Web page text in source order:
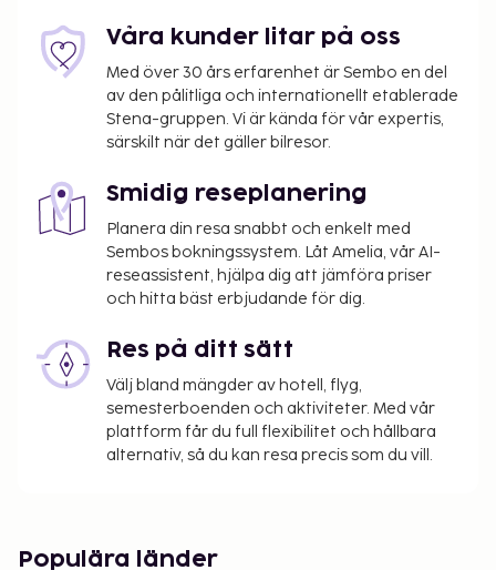
massage. Här har du bland annat tillgång till bastu,
fitnesscenter och hyrcyklar. Boendet har även
gratis wi-fi, en tv i allmänt utrymme och hjälp med
bokning av biljetter och guidade turer. Du kan äta
middag på hotellets restaurang Tillys, som
ta det lugnt på rummet med rumsservice (under
begränsade tider). Avsluta dagen med en drink på
boendets bar. Här erbjuds en gratis frukostbuffé på
vardagar mellan 06.30 och 10.30. Hotelstars Union
tilldelar officiella stjärnklassificeringar för boenden
stjärnor.
Sen utcheckning är möjlig mot en avgift (endast
i mån av tillgång)
Avgift för extrasäng: EUR 20.0 per dag
Det är möjligt att listan ovan inte är fullständig,
Förhandsbokningar krävs för massage och
Våra kunder litar på oss
Med över 30 års erfarenhet är Sembo en del
av den pålitliga och internationellt etablerade
Stena-gruppen. Vi är kända för vår expertis,
särskilt när det gäller bilresor.
Smidig reseplanering
Planera din resa snabbt och enkelt med
Sembos bokningssystem. Låt Amelia, vår AI-
reseassistent, hjälpa dig att jämföra priser
och hitta bäst erbjudande för dig.
Res på ditt sätt
Välj bland mängder av hotell, flyg,
semesterboenden och aktiviteter. Med vår
plattform får du full flexibilitet och hållbara
alternativ, så du kan resa precis som du vill.
Populära länder